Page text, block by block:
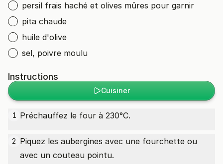
persil frais haché et olives mûres pour garnir
pita chaude
huile d'olive
sel, poivre moulu
Instructions
Cuisiner
1 Préchauffez le four à 230°C.
2 Piquez les aubergines avec une fourchette ou
avec un couteau pointu.